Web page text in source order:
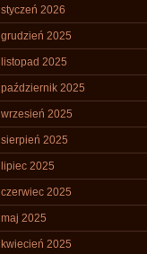
styczeń 2026
grudzień 2025
listopad 2025
październik 2025
wrzesień 2025
sierpień 2025
lipiec 2025
czerwiec 2025
maj 2025
kwiecień 2025